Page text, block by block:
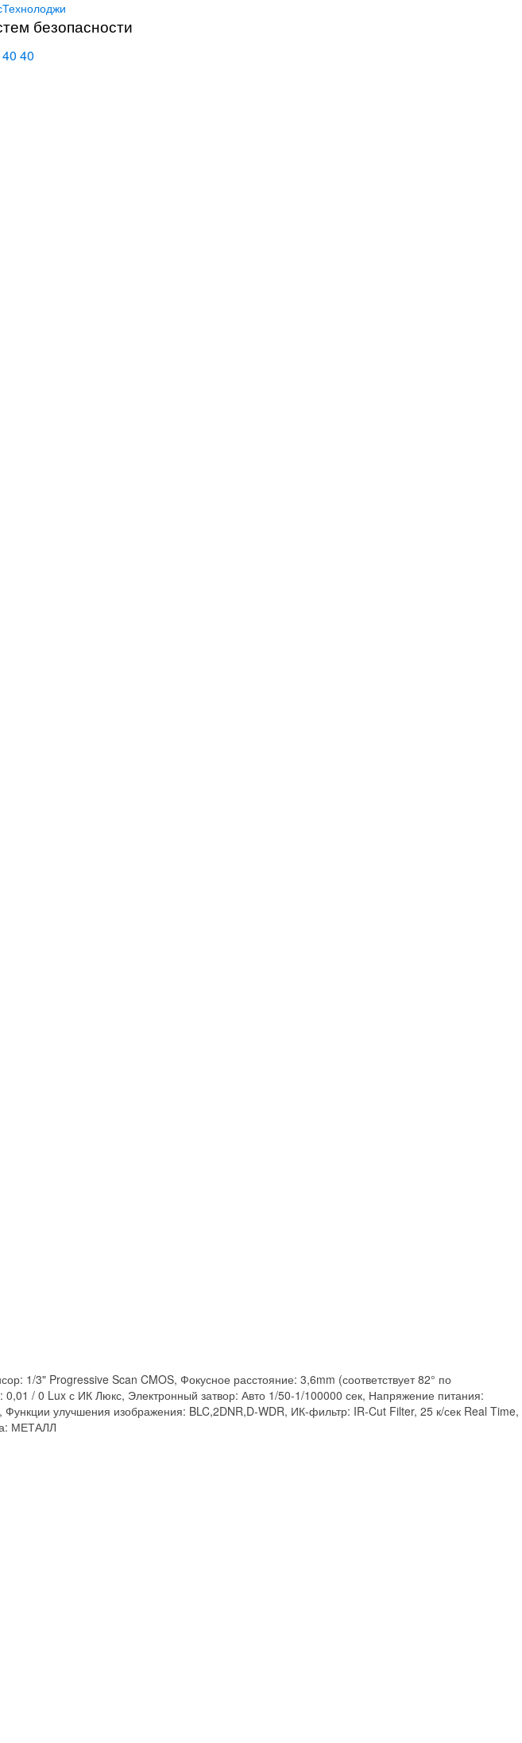
безопасности
40
1/3" Progressive Scan CMOS, Фокусное расстояние: 3,6mm (соответствует 82° по
/ 0 Lux с ИК Люкс, Электронный затвор: Авто 1/50-1/100000 сек, Напряжение питания:
улучшения изображения: BLC,2DNR,D-WDR, ИК-фильтр: IR-Cut Filter, 25 к/сек Real Time,
МЕТАЛЛ